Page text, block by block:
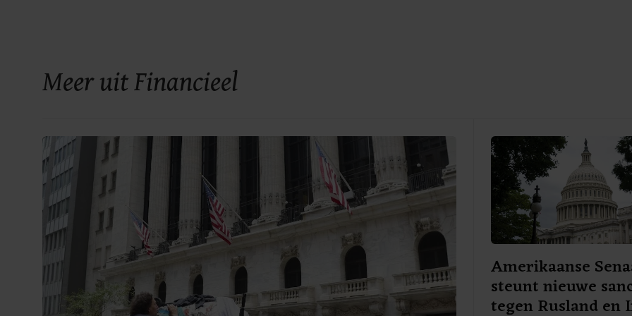
Meer uit Financieel
Amerikaanse
steunt nieuwe
tegen Rusland en